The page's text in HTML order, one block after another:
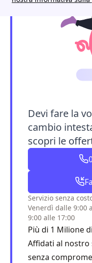
Devi fare la
cambio
scopri le
Servizio senza
Venerdì dalle 9:00
9:00 alle 17:00
Più di 1 Milione
Affidati al nostro
senza